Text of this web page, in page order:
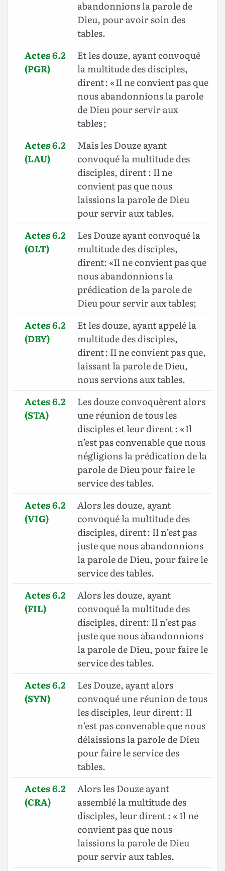
abandonnions la parole de
Dieu, pour avoir soin des
tables.
Actes 6.2
(PGR)
Et les douze, ayant convoqué
la multitude des disciples,
dirent : « Il ne convient pas que
nous abandonnions la parole
de Dieu pour servir aux
tables ;
Actes 6.2
(LAU)
Mais les Douze ayant
convoqué la multitude des
disciples, dirent : Il ne
convient pas que nous
laissions la parole de Dieu
pour servir aux tables.
Actes 6.2
(OLT)
Les Douze ayant convoqué la
multitude des disciples,
dirent: «Il ne convient pas que
nous abandonnions la
prédication de la parole de
Dieu pour servir aux tables;
Actes 6.2
(DBY)
Et les douze, ayant appelé la
multitude des disciples,
dirent : Il ne convient pas que,
laissant la parole de Dieu,
nous servions aux tables.
Actes 6.2
(STA)
Les douze convoquèrent alors
une réunion de tous les
disciples et leur dirent : « Il
n’est pas convenable que nous
négligions la prédication de la
parole de Dieu pour faire le
service des tables.
Actes 6.2
(VIG)
Alors les douze, ayant
convoqué la multitude des
disciples, dirent : Il n’est pas
juste que nous abandonnions
la parole de Dieu, pour faire le
service des tables.
Actes 6.2
(FIL)
Alors les douze, ayant
convoqué la multitude des
disciples, dirent: Il n’est pas
juste que nous abandonnions
la parole de Dieu, pour faire le
service des tables.
Actes 6.2
(SYN)
Les Douze, ayant alors
convoqué une réunion de tous
les disciples, leur dirent : Il
n’est pas convenable que nous
délaissions la parole de Dieu
pour faire le service des
tables.
Actes 6.2
(CRA)
Alors les Douze ayant
assemblé la multitude des
disciples, leur dirent : « Il ne
convient pas que nous
laissions la parole de Dieu
pour servir aux tables.